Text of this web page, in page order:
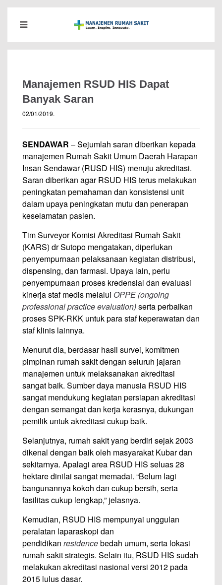
Manajemen RSUD HIS Dapat
Banyak Saran
02/01/2019.
SENDAWAR – Sejumlah saran diberikan kepada
manajemen Rumah Sakit Umum Daerah Harapan
Insan Sendawar (RUSD HIS) menuju akreditasi.
Saran diberikan agar RSUD HIS terus melakukan
peningkatan pemahaman dan konsistensi unit
dalam upaya peningkatan mutu dan penerapan
keselamatan pasien.
Tim Surveyor Komisi Akreditasi Rumah Sakit
(KARS) dr Sutopo mengatakan, diperlukan
penyempurnaan pelaksanaan kegiatan distribusi,
dispensing, dan farmasi. Upaya lain, perlu
penyempurnaan proses kredensial dan evaluasi
kinerja staf medis melalui OPPE (ongoing
professional practice evaluation)serta perbaikan
proses SPK-RKK untuk para staf keperawatan dan
staf klinis lainnya.
Menurut dia, berdasar hasil survei, komitmen
pimpinan rumah sakit dengan seluruh jajaran
manajemen untuk melaksanakan akreditasi
sangat baik. Sumber daya manusia RSUD HIS
sangat mendukung kegiatan persiapan akreditasi
dengan semangat dan kerja kerasnya, dukungan
pemilik untuk akreditasi cukup baik.
Selanjutnya, rumah sakit yang berdiri sejak 2003
dikenal dengan baik oleh masyarakat Kubar dan
sekitarnya. Apalagi area RSUD HIS seluas 28
hektare dinilai sangat memadai. “Belum lagi
bangunannya kokoh dan cukup bersih, serta
fasilitas cukup lengkap,” jelasnya.
Kemudian, RSUD HIS mempunyai unggulan
peralatan laparaskopi dan
pendidikan residencebedah umum, serta lokasi
rumah sakit strategis. Selain itu, RSUD HIS sudah
melakukan akreditasi nasional versi 2012 pada
2015 lulus dasar.